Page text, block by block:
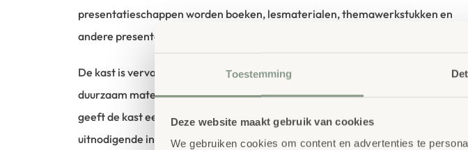
Toestemming
Deze website maakt gebruik van cookies
We gebruiken cookies om content en advertenties te
presentatieschappen worden boeken, lesmaterialen, themawerkstukken en
andere presentaties op een aantrekkelijke manier zichtbaar gemaakt.
De kast is vervaardigd uit hoogwaardig berken multiplex, een sterk en
duurzaam materiaal met een warme, natuurlijke uitstraling. De lichte ronding
geeft de kast een vriendelijke uitstraling en draagt bij aan een rustige en
uitnodigende inrichting. Materialen zijn goed zichtbaar en gebruikers worden